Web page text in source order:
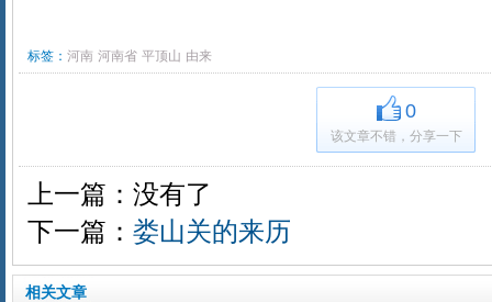
标签： 河南 河南省 平顶山 由来
0
该文章不错，分享一下
上一篇：没有了
下一篇： 娄山关的来历
相关文章